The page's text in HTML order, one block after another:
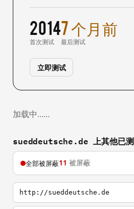
2014
首次测试
7 个月前
最后测试
立即测试
加载中……
sueddeutsche.de 上其他已测
全部被屏蔽11 被屏蔽
http://sueddeutsche.de